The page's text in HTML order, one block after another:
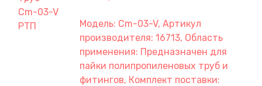
Модель: Сm-03-V, Артикул
производителя: 16713, Область
применения: Предназначен для
пайки полипропиленовых труб и
фитингов, Комплект поставки: